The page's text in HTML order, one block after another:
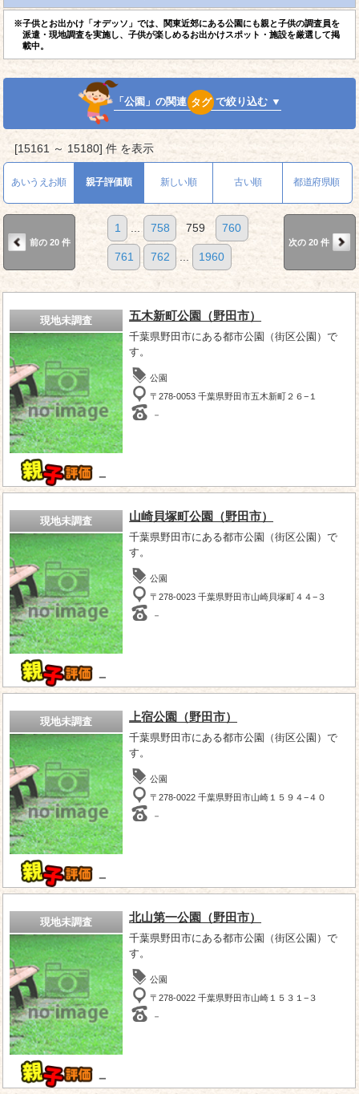
※子供とお出かけ「オデッソ」では、関東近郊にある公園にも親と子供の調査員を
派遣・現地調査を実施し、子供が楽しめるお出かけスポット・施設を厳選して掲
載中。
「公園」の関連 タグ で絞り込む ▼
[15161 ～ 15180] 件 を表示
あいうえお順 親子評価順 新しい順 古い順 都道府県順
前の 20 件
1 ... 758 759 760
761 762 ... 1960
次の 20 件
現地未調査
－
五木新町公園（野田市）
千葉県野田市にある都市公園（街区公園）で
す。
公園
〒278-0053 千葉県野田市五木新町２６−１
－
現地未調査
－
山崎貝塚町公園（野田市）
千葉県野田市にある都市公園（街区公園）で
す。
公園
〒278-0023 千葉県野田市山崎貝塚町４４−３
－
現地未調査
－
上宿公園（野田市）
千葉県野田市にある都市公園（街区公園）で
す。
公園
〒278-0022 千葉県野田市山崎１５９４−４０
－
現地未調査
－
北山第一公園（野田市）
千葉県野田市にある都市公園（街区公園）で
す。
公園
〒278-0022 千葉県野田市山崎１５３１−３
－